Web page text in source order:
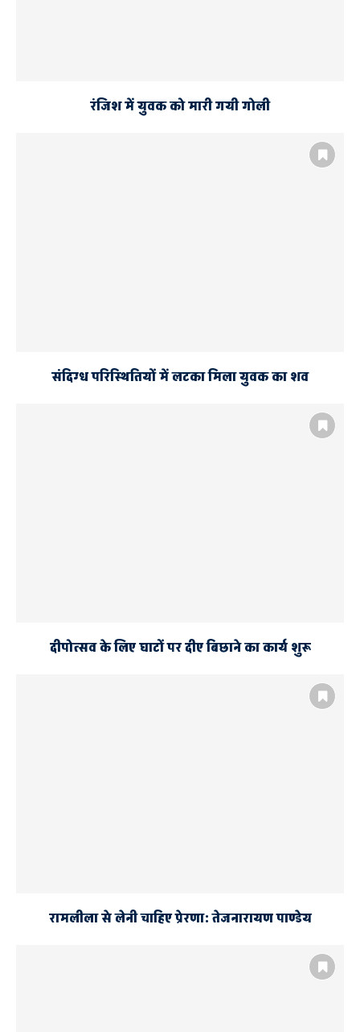
रंजिश में युवक को मारी गयी गोली
संदिग्ध परिस्थितियों में लटका मिला युवक का शव
दीपोत्सव के लिए घाटों पर दीए बिछाने का कार्य शुरू
रामलीला से लेनी चाहिए प्रेरणा: तेजनारायण पाण्डेय